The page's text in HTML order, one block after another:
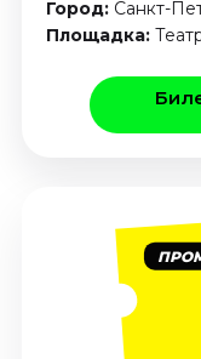
Ноябрь 2026
Декабрь 2026
Август 2026
События
Август 2026
Сентябрь 2026
Октябрь 2026
Город: Санкт-
Площадка: